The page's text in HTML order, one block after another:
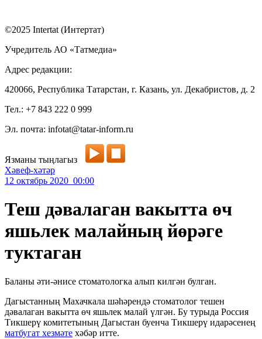
©2025 Intertat (Интертат)
Учредитель АО «Татмедиа»
Адрес редакции:
420066, Республика Татарстан, г. Казань, ул. Декабристов, д. 2
Тел.: +7 843 222 0 999
Эл. почта: infotat@tatar-inform.ru
Язманы тыңлагыз
Хәвеф-хәтәр
12 октябрь 2020 00:00
Теш дәвалаган вакытта өч
яшьлек малайның йөрәге
туктаган
Баланы әти-әнисе стоматологка алып килгән булган.
Дагыстанның Махачкала шәһәрендә стоматолог тешен
дәвалаган вакытта өч яшьлек малай үлгән. Бу турыда Россия
Тикшерү комитетының Дагыстан буенча Тикшерү идарәсенең
матбугат хезмәте хәбәр итте.